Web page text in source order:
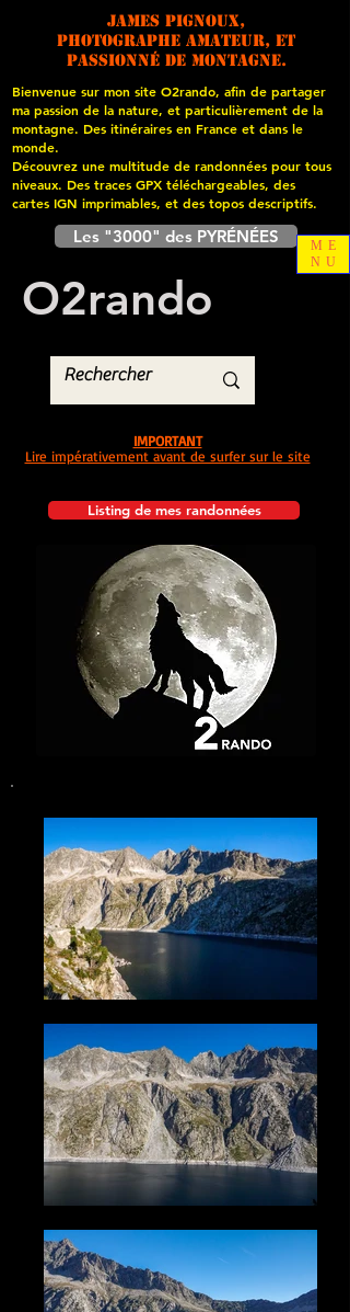
James PIGNOUX,
photographe amateur, et
passionné de montagne.
Bienvenue sur mon site O2rando, afin de partager
ma passion de la nature, et particulièrement de la
montagne. Des itinéraires en France et dans le
monde.
Découvrez une multitude de randonnées pour tous
niveaux. Des traces GPX téléchargeables, des
cartes IGN imprimables, et des topos descriptifs.
Les "3000" des PYRÉNÉES
O2rando
Listing de mes randonnées
IMPORTANT
Lire impérativement avant de surfer sur le site
ME
NU